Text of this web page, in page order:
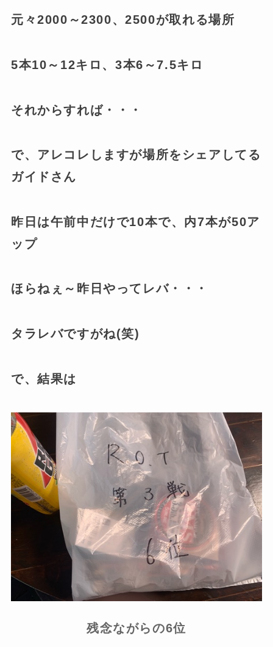
元々2000～2300、2500が取れる場所
5本10～12キロ、3本6～7.5キロ
それからすれば・・・
で、アレコレしますが場所をシェアしてる
ガイドさん
昨日は午前中だけで10本で、内7本が50ア
ップ
ほらねぇ～昨日やってレバ・・・
タラレバですがね(笑)
で、結果は
残念ながらの6位